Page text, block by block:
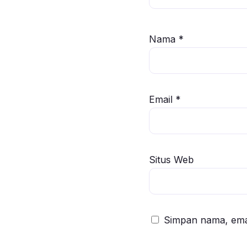
Nama *
Email *
Situs Web
Simpan nama,